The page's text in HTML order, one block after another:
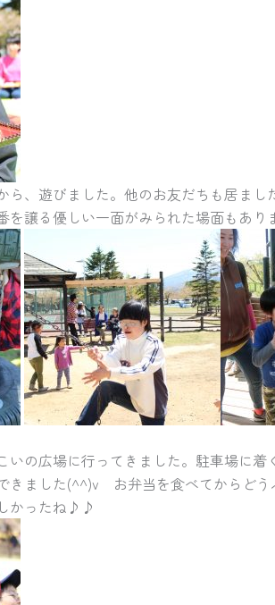
ら、遊びました。他のお友だちも居まし
を譲る優しい一面がみられた場面もあり
いの広場に行ってきました。駐車場に着
きました(^^)v お弁当を食べてからどう
かったね♪♪